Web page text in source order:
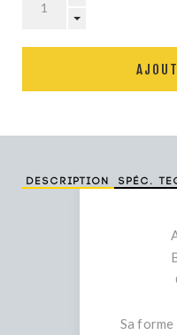
Description Spéc.
Sa